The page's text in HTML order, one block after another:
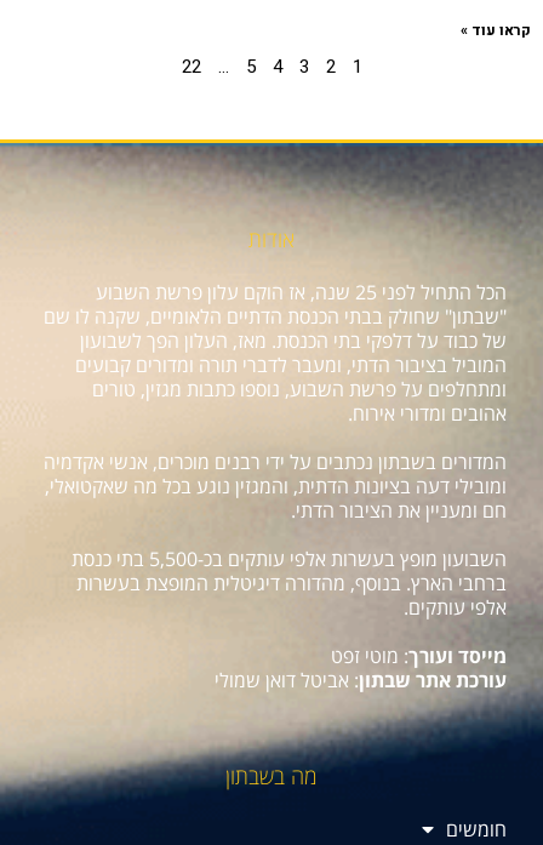
קראו עוד »
1
2
3
4
5
…
22
אודות
הכל התחיל לפני 25 שנה, אז הוקם עלון פרשת השבוע
"שבתון" שחולק בבתי הכנסת הדתיים הלאומיים, שקנה לו שם
של כבוד על דלפקי בתי הכנסת. מאז, העלון הפך לשבועון
המוביל בציבור הדתי, ומעבר לדברי תורה ומדורים קבועים
ומתחלפים על פרשת השבוע, נוספו כתבות מגזין, טורים
אהובים ומדורי אירוח.
המדורים בשבתון נכתבים על ידי רבנים מוכרים, אנשי אקדמיה
ומובילי דעה בציונות הדתית, והמגזין נוגע בכל מה שאקטואלי,
חם ומעניין את הציבור הדתי.
השבועון מופץ בעשרות אלפי עותקים בכ-5,500 בתי כנסת
ברחבי הארץ. בנוסף, מהדורה דיגיטלית המופצת בעשרות
אלפי עותקים.
מייסד ועורך: מוטי זפט
עורכת אתר שבתון: אביטל דואן שמולי
מה בשבתון
חומשים